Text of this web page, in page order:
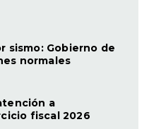
sismo: Gobierno de
normales
a
fiscal 2026